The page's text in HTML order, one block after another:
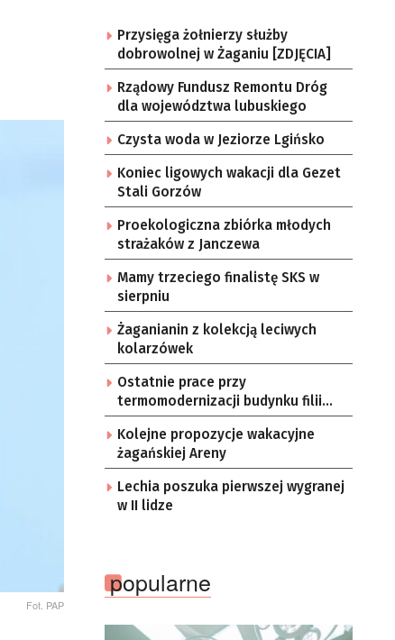
Fot. PAP
Przysięga żołnierzy służby
dobrowolnej w Żaganiu [ZDJĘCIA]
Rządowy Fundusz Remontu Dróg
dla województwa lubuskiego
Czysta woda w Jeziorze Lgińsko
Koniec ligowych wakacji dla Gezet
Stali Gorzów
Proekologiczna zbiórka młodych
strażaków z Janczewa
Mamy trzeciego finalistę SKS w
sierpniu
Żaganianin z kolekcją leciwych
kolarzówek
Ostatnie prace przy
termomodernizacji budynku filii
żarskiego przedszkola Bajka
Kolejne propozycje wakacyjne
żagańskiej Areny
Lechia poszuka pierwszej wygranej
w II lidze
popularne